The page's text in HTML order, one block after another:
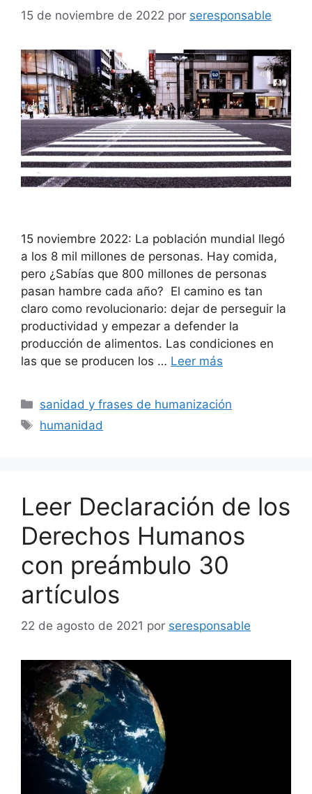
15 de noviembre de 2022 por seresponsable
15 noviembre 2022: La población mundial llegó
a los 8 mil millones de personas. Hay comida,
pero ¿Sabías que 800 millones de personas
pasan hambre cada año? El camino es tan
claro como revolucionario: dejar de perseguir la
productividad y empezar a defender la
producción de alimentos. Las condiciones en
las que se producen los … Leer más
Categorías
sanidad y frases de humanización
Etiquetas
humanidad
Leer Declaración de los
Derechos Humanos
con preámbulo 30
artículos
22 de agosto de 2021 por seresponsable